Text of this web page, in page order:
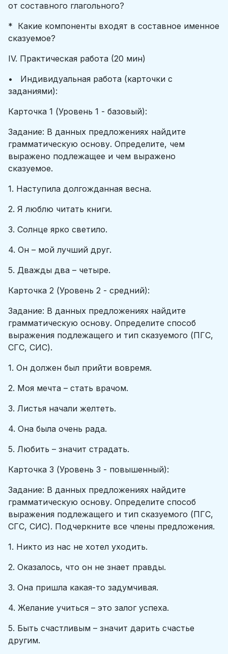
от составного глагольного?
* Какие компоненты входят в составное именное
сказуемое?
IV. Практическая работа (20 мин)
• Индивидуальная работа (карточки с
заданиями):
Карточка 1 (Уровень 1 - базовый):
Задание: В данных предложениях найдите
грамматическую основу. Определите, чем
выражено подлежащее и чем выражено
сказуемое.
1. Наступила долгожданная весна.
2. Я люблю читать книги.
3. Солнце ярко светило.
4. Он – мой лучший друг.
5. Дважды два – четыре.
Карточка 2 (Уровень 2 - средний):
Задание: В данных предложениях найдите
грамматическую основу. Определите способ
выражения подлежащего и тип сказуемого (ПГС,
СГС, СИС).
1. Он должен был прийти вовремя.
2. Моя мечта – стать врачом.
3. Листья начали желтеть.
4. Она была очень рада.
5. Любить – значит страдать.
Карточка 3 (Уровень 3 - повышенный):
Задание: В данных предложениях найдите
грамматическую основу. Определите способ
выражения подлежащего и тип сказуемого (ПГС,
СГС, СИС). Подчеркните все члены предложения.
1. Никто из нас не хотел уходить.
2. Оказалось, что он не знает правды.
3. Она пришла какая-то задумчивая.
4. Желание учиться – это залог успеха.
5. Быть счастливым – значит дарить счастье
другим.